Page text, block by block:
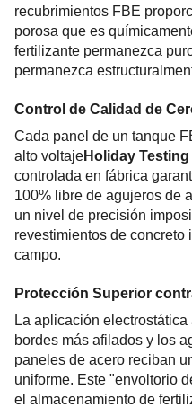
recubrimientos FBE
porosa que es
fertilizante permanezca
permanezca
Control de Calidad de
Cada panel de un tanque
alto voltajeHoliday Testing
controlada en fábrica
100% libre de agujeros de
un nivel de precisión
revestimientos de concreto
campo.
Protección Superior
La aplicación
bordes más afilados y los
paneles de acero reciban
uniforme. Este "envoltorio
el almacenamiento de